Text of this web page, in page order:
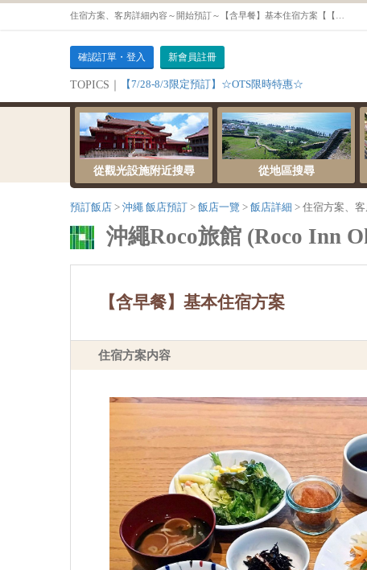
確認訂單・登入 新會員註冊
TOPICS｜ 【7/28-8/3限定預訂】☆OTS限時特惠☆
從觀光設施附近搜尋 從地區搜尋
預訂飯店 沖繩 飯店預訂 飯店一覽 飯店詳細 住宿方案、
沖繩Roco旅館 (Roco Inn
【含早餐】基本住宿方案
住宿方案内容